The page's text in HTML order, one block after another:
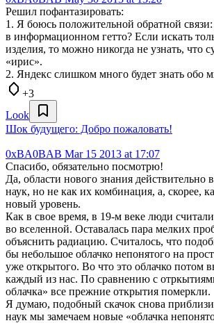
Решил пофантазировать:
1. Я боюсь положительной обратной связи:
в информационном гетто? Если искать
изделия, то можно никогда не узнать, что
«ирис».
2. Яндекс слишком много будет знать обо
+3
Look
Шок будущего: Добро пожаловать!
0xBA0BAB Mar 15 2013 at 17:07
Спасибо, обязательно посмотрю!
Да, области нового знания действительно
наук, но не как их комбинация, а, скорее,
новый уровень.
Как в свое время, в 19-м веке люди
во вселенной. Оставалась пара мелких
объяснить радиацию. Считалось, что
бы небольшое облачко непонятого на
уже открытого. Во что это облачко потом
каждый из нас. По сравнению с
облачка» все прежние открытия померкли.
Я думаю, подобный скачок снова
наук мы замечаем новые «облачка